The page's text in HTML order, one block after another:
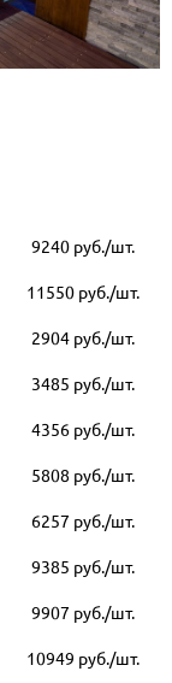
9240 руб./шт.
11550 руб./шт.
2904 руб./шт.
3485 руб./шт.
4356 руб./шт.
5808 руб./шт.
6257 руб./шт.
9385 руб./шт.
9907 руб./шт.
10949 руб./шт.